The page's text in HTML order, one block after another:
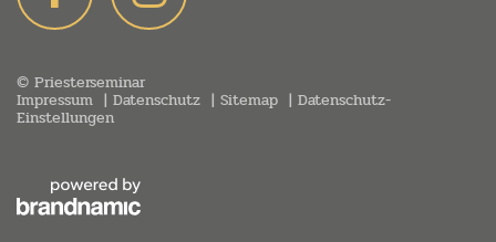
© Priesterseminar
Impressum Datenschutz Sitemap Datenschutz-
Einstellungen